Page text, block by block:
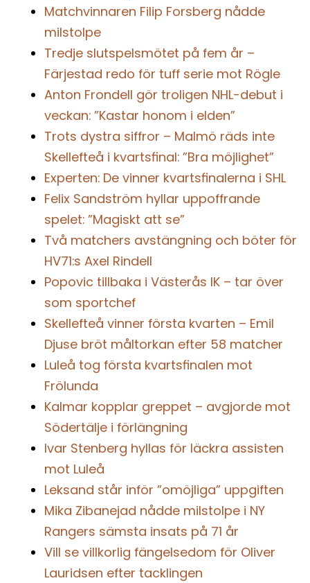
Matchvinnaren Filip Forsberg nådde
milstolpe
Tredje slutspelsmötet på fem år –
Färjestad redo för tuff serie mot Rögle
Anton Frondell gör troligen NHL-debut i
veckan: ”Kastar honom i elden”
Trots dystra siffror – Malmö räds inte
Skellefteå i kvartsfinal: ”Bra möjlighet”
Experten: De vinner kvartsfinalerna i SHL
Felix Sandström hyllar uppoffrande
spelet: ”Magiskt att se”
Två matchers avstängning och böter för
HV71:s Axel Rindell
Popovic tillbaka i Västerås IK – tar över
som sportchef
Skellefteå vinner första kvarten – Emil
Djuse bröt måltorkan efter 58 matcher
Luleå tog första kvartsfinalen mot
Frölunda
Kalmar kopplar greppet – avgjorde mot
Södertälje i förlängning
Ivar Stenberg hyllas för läckra assisten
mot Luleå
Leksand står inför ”omöjliga” uppgiften
Mika Zibanejad nådde milstolpe i NY
Rangers sämsta insats på 71 år
Vill se villkorlig fängelsedom för Oliver
Lauridsen efter tacklingen